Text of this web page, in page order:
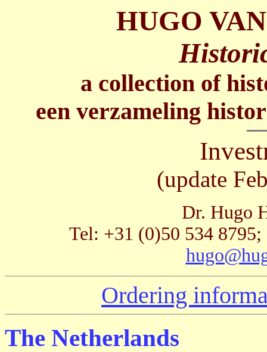
HUGO
a collection of
een verzameling
(update
Dr. Hugo
Tel: +31 (0)50 534
Ordering
The Netherlands